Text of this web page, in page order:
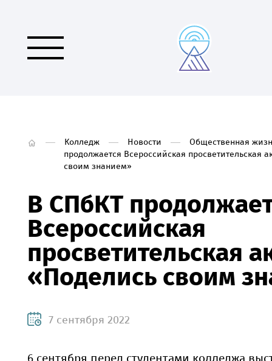
Колледж Новости
Общественная
продолжается Всероссийская просветительская
своим знанием»
В СПбКТ
Всероссийская
просветительская
«Поделись своим
7 сентября 2022